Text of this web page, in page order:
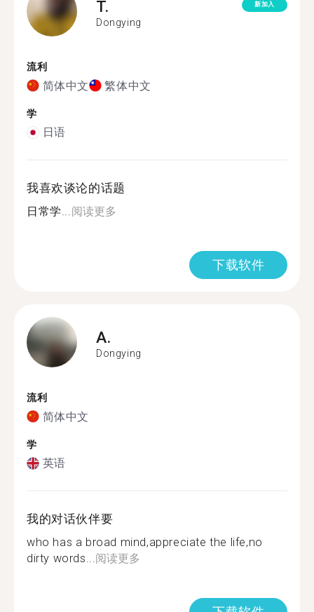
T.
Dongying
新加入
流利
简体中文 繁体中文
学
日语
我喜欢谈论的话题
日常学...阅读更多
下载软件
A.
Dongying
流利
简体中文
学
英语
我的对话伙伴要
who has a broad mind,appreciate the life,no
dirty words...阅读更多